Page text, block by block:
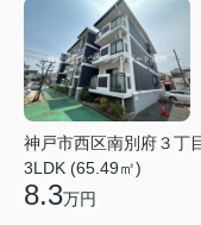
神戸市西区南別府３丁
3LDK (65.49㎡)
8.3万円